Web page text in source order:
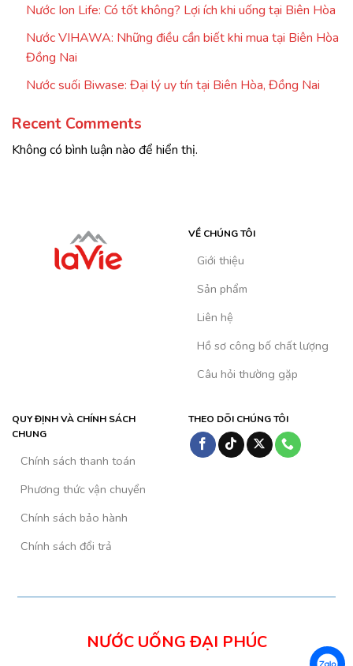
Nước Ion Life: Có tốt không? Lợi ích khi uống tại Biên Hòa
Nước VIHAWA: Những điều cần biết khi mua tại Biên Hòa
Đồng Nai
Nước suối Biwase: Đại lý uy tín tại Biên Hòa, Đồng Nai
Recent Comments
Không có bình luận nào để hiển thị.
VỀ CHÚNG TÔI
Giới thiệu
Sản phẩm
Liên hệ
Hồ sơ công bố chất lượng
Câu hỏi thường gặp
QUY ĐỊNH VÀ CHÍNH SÁCH
CHUNG
Chính sách thanh toán
Phương thức vận chuyển
Chính sách bảo hành
Chính sách đổi trả
THEO DÕI CHÚNG TÔI
NƯỚC UỐNG ĐẠI PHÚC